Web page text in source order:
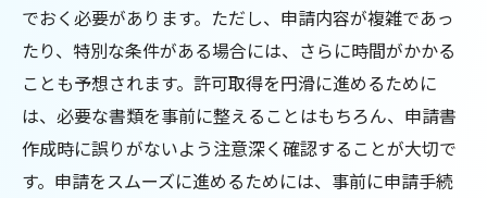
申請過程でよくある誤りとその対処法
専門家によるサポートの活用法
申請状況の確認とフォローアップ
京都の歴史的景観を守るためのドローン規制の
意義
でおく必要があります。ただし、申請内容が複雑であっ
たり、特別な条件がある場合には、さらに時間がかかる
ことも予想されます。許可取得を円滑に進めるために
は、必要な書類を事前に整えることはもちろん、申請書
作成時に誤りがないよう注意深く確認することが大切で
す。申請をスムーズに進めるためには、事前に申請手続